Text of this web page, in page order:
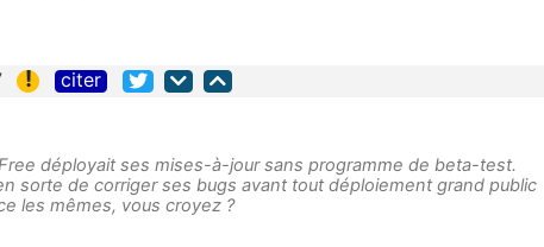
! citer
déployait ses mises-à-jour sans programme de beta-test.
sorte de corriger ses bugs avant tout déploiement grand public
les mêmes, vous croyez ?